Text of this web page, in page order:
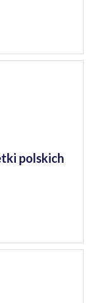
polskich